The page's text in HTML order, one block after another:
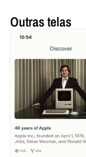
Outras telas